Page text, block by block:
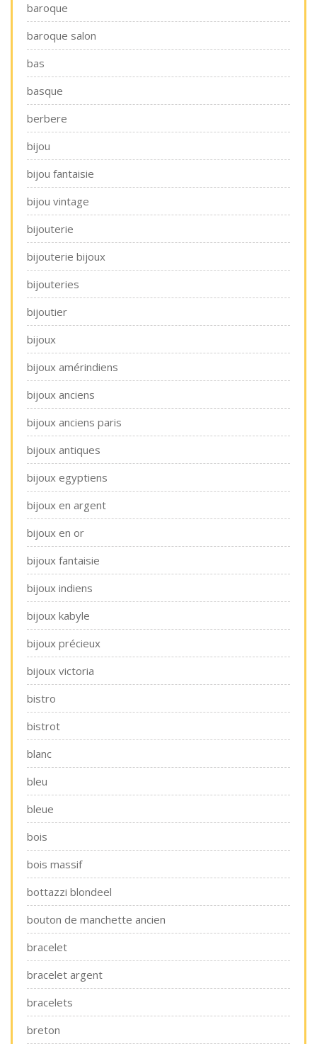
baroque
baroque salon
bas
basque
berbere
bijou
bijou fantaisie
bijou vintage
bijouterie
bijouterie bijoux
bijouteries
bijoutier
bijoux
bijoux amérindiens
bijoux anciens
bijoux anciens paris
bijoux antiques
bijoux egyptiens
bijoux en argent
bijoux en or
bijoux fantaisie
bijoux indiens
bijoux kabyle
bijoux précieux
bijoux victoria
bistro
bistrot
blanc
bleu
bleue
bois
bois massif
bottazzi blondeel
bouton de manchette ancien
bracelet
bracelet argent
bracelets
breton